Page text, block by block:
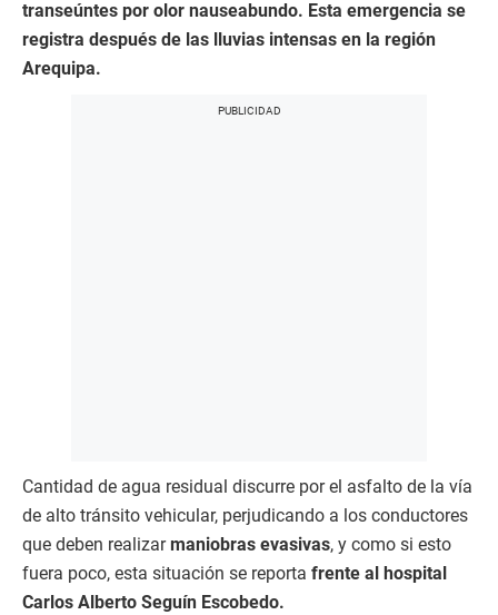
transeúntes por olor nauseabundo. Esta emergencia se
registra después de las lluvias intensas en la región
Arequipa.
Cantidad de agua residual discurre por el asfalto de la vía
de alto tránsito vehicular, perjudicando a los conductores
que deben realizarmaniobras evasivas, y como si esto
fuera poco, esta situación se reporta frente al hospital
Carlos Alberto Seguín Escobedo.